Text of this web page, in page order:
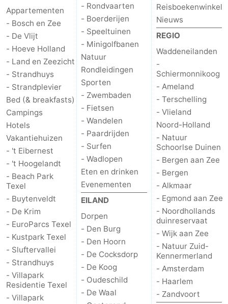
Appartementen
- Bosch en Zee
- De Vlijt
- Hoeve Holland
- Land en Zeezicht
- Strandhuys
- Strandplevier
Bed (& breakfasts)
Campings
Hotels
Vakantiehuizen
- 't Eibernest
- 't Hoogelandt
- Beach Park
Texel
- Buytenveldt
- De Krim
- EuroParcs Texel
- Kustpark Texel
- Sluftervallei
- Strandhuys
- Villapark
Residentie Texel
- Villapark
- Rondvaarten
- Boerderijen
- Speeltuinen
- Minigolfbanen
Natuur
Rondleidingen
Sporten
- Zwembaden
- Fietsen
- Wandelen
- Paardrijden
- Surfen
- Wadlopen
Eten en drinken
Evenementen
EILAND
Dorpen
- Den Burg
- Den Hoorn
- De Cocksdorp
- De Koog
- Oudeschild
- De Waal
Reisboekenwinkel
Nieuws
REGIO
Waddeneilanden
-
Schiermonnikoog
- Ameland
- Terschelling
- Vlieland
Noord-Holland
- Natuur
Schoorlse Duinen
- Bergen aan Zee
- Bergen
- Alkmaar
- Egmond aan Zee
- Noordhollands
duinreservaat
- Wijk aan Zee
- Natuur Zuid-
Kennermerland
- Amsterdam
- Haarlem
- Zandvoort